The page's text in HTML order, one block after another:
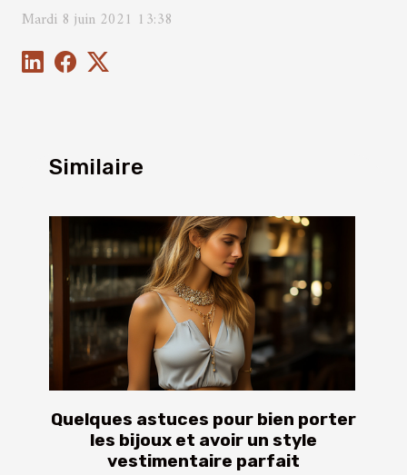
Mardi 8 juin 2021 13:38
Similaire
Quelques astuces pour bien porter
les bijoux et avoir un style
vestimentaire parfait